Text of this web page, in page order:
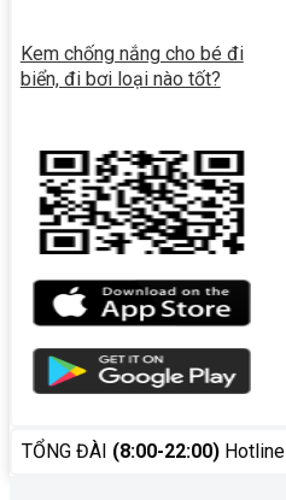
Kem chống nắng cho bé đi
biển, đi bơi loại nào tốt?
TỔNG ĐÀI (8:00-22:00)Hotline